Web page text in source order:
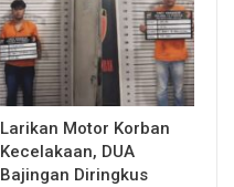
Larikan Motor Korban
Kecelakaan, DUA
Bajingan Diringkus